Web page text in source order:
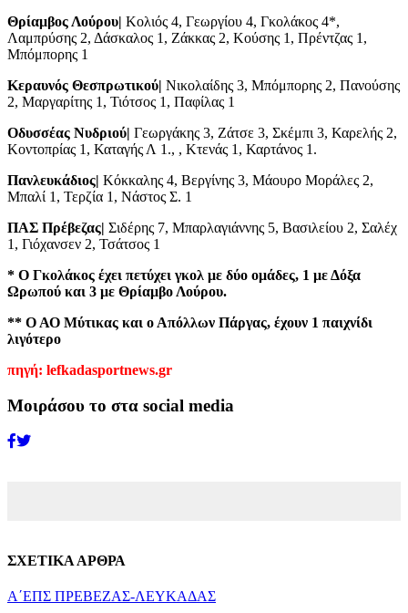
Θρίαμβος Λούρου| Κολιός 4, Γεωργίου 4, Γκολάκος 4*,
Λαμπρύσης 2, Δάσκαλος 1, Ζάκκας 2, Κούσης 1, Πρέντζας 1,
Μπόμπορης 1
Κεραυνός Θεσπρωτικού| Νικολαίδης 3, Μπόμπορης 2, Πανούσης
2, Μαργαρίτης 1, Τιότσος 1, Παφίλας 1
Οδυσσέας Νυδριού| Γεωργάκης 3, Ζάτσε 3, Σκέμπι 3, Καρελής 2,
Κοντοπρίας 1, Καταγής Λ 1., , Κτενάς 1, Καρτάνος 1.
Πανλευκάδιος| Κόκκαλης 4, Βεργίνης 3, Μάουρο Μοράλες 2,
Μπαλί 1, Τερζία 1, Νάστος Σ. 1
ΠΑΣ Πρέβεζας| Σιδέρης 7, Μπαρλαγιάννης 5, Βασιλείου 2, Σαλέχ
1, Γιόχανσεν 2, Τσάτσος 1
* Ο Γκολάκος έχει πετύχει γκολ με δύο ομάδες, 1 με Δόξα
Ωρωπού και 3 με Θρίαμβο Λούρου.
** Ο ΑΟ Μύτικας και ο Απόλλων Πάργας, έχουν 1 παιχνίδι
λιγότερο
πηγή: lefkadasportnews.gr
Μοιράσου το στα social media
ΣΧΕΤΙΚΑ ΑΡΘΡΑ
Α΄ΕΠΣ ΠΡΕΒΕΖΑΣ-ΛΕΥΚΑΔΑΣ